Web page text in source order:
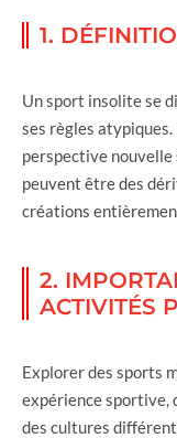
1.
Un sport insolite se
ses règles
perspective
peuvent être des
créations
2.
ACTIVITÉS
Explorer des sports
expérience sportive,
des cultures